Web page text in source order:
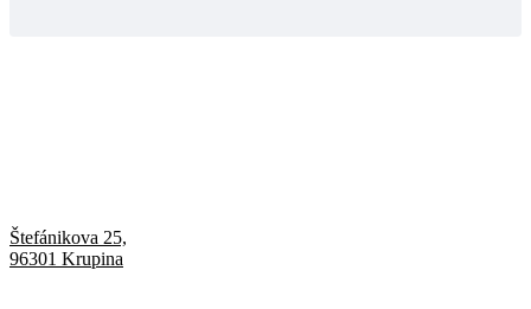
Štefánikova 25,
96301 Krupina